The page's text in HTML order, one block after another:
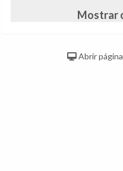
Mostrar
Abrir